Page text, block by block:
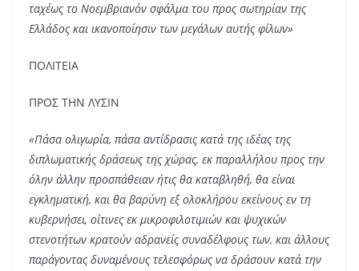
ταχέως το Νοεμβριανόν σφάλμα του προς σωτηρίαν της
Ελλάδος και ικανοποίησιν των μεγάλων αυτής φίλων»
ΠΟΛΙΤΕΙΑ
ΠΡΟΣ ΤΗΝ ΛΥΣΙΝ
«Πάσα ολιγωρία, πάσα αντίδρασις κατά της ιδέας της
διπλωματικής δράσεως της χώρας, εκ παραλλήλου προς την
όλην άλλην προσπάθειαν ήτις θα καταβληθή, θα είναι
εγκληματική, και θα βαρύνη εξ ολοκλήρου εκείνους εν τη
κυβερνήσει, οίτινες εκ μικροφιλοτιμιών και ψυχικών
στενοτήτων κρατούν αδρανείς συναδέλφους των, και άλλους
παράγοντας δυναμένους τελεσφόρως να δράσουν κατά την